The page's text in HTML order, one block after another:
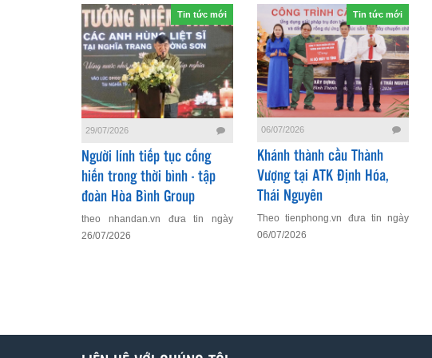
Tin tức mới
29/07/2026
Người lính tiếp tục cống
hiến trong thời bình - tập
đoàn Hòa Bình Group
theo nhandan.vn đưa tin ngày
26/07/2026
Tin tức mới
06/07/2026
Khánh thành cầu Thành
Vượng tại ATK Định Hóa,
Thái Nguyên
Theo tienphong.vn đưa tin ngày
06/07/2026